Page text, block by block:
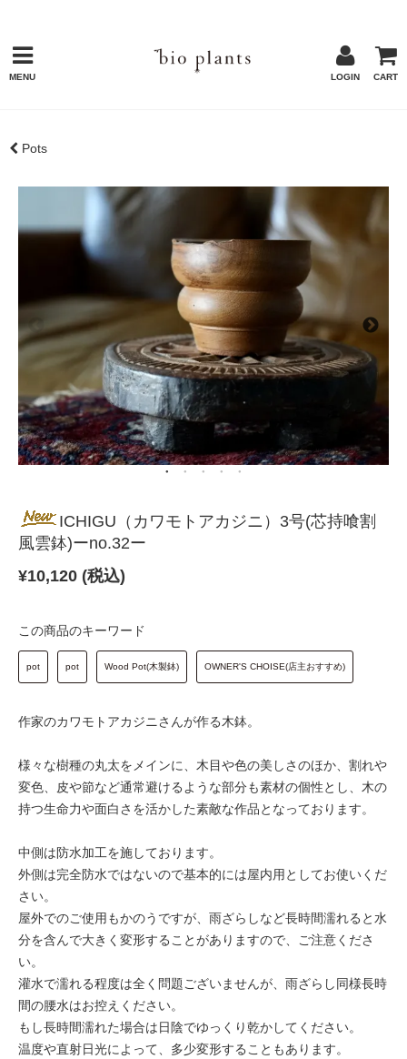
MENU LOGIN CART
Pots
ICHIGU（カワモトアカジニ）3号(芯持喰割
風雲鉢)ーno.32ー
¥10,120 (税込)
この商品のキーワード
pot pot Wood Pot(木製鉢) OWNER'S CHOISE(店主おすすめ)
作家のカワモトアカジニさんが作る木鉢。
様々な樹種の丸太をメインに、木目や色の美しさのほか、割れや
変色、皮や節など通常避けるような部分も素材の個性とし、木の
持つ生命力や面白さを活かした素敵な作品となっております。
中側は防水加工を施しております。
外側は完全防水ではないので基本的には屋内用としてお使いくだ
さい。
屋外でのご使用もかのうですが、雨ざらしなど長時間濡れると水
分を含んで大きく変形することがありますので、ご注意くださ
い。
灌水で濡れる程度は全く問題ございませんが、雨ざらし同様長時
間の腰水はお控えください。
もし長時間濡れた場合は日陰でゆっくり乾かしてください。
温度や直射日光によって、多少変形することもあります。